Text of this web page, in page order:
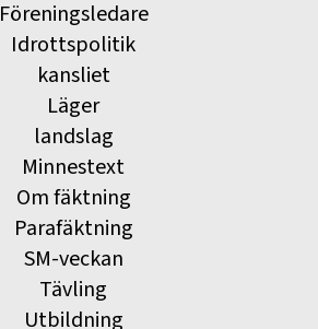
Föreningsledare
Idrottspolitik
kansliet
Läger
landslag
Minnestext
Om fäktning
Parafäktning
SM-veckan
Tävling
Utbildning